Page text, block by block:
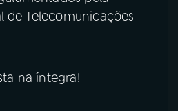
de Telecomunicações
na íntegra!